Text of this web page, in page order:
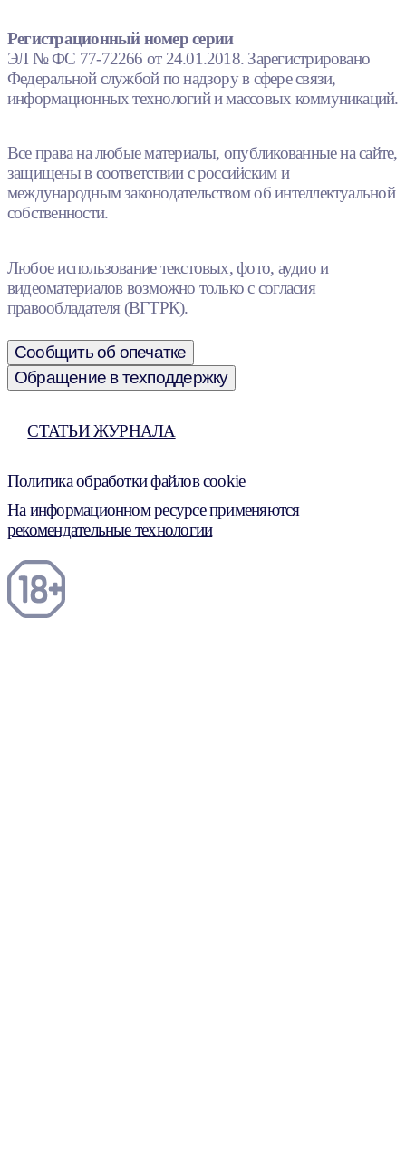
Регистрационный номер серии
ЭЛ № ФС 77-72266 от 24.01.2018. Зарегистрировано
Федеральной службой по надзору в сфере связи,
информационных технологий и массовых коммуникаций.
Все права на любые материалы, опубликованные на сайте,
защищены в соответствии с российским и
международным законодательством об интеллектуальной
собственности.
Любое использование текстовых, фото, аудио и
видеоматериалов возможно только с согласия
правообладателя (ВГТРК).
Сообщить об опечатке
Обращение в техподдержку
СТАТЬИ ЖУРНАЛА
Политика обработки файлов cookie
На информационном ресурсе применяются
рекомендательные технологии